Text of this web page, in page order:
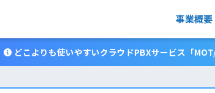
事業概
どこよりも使いやすいクラウドPBXサービス「